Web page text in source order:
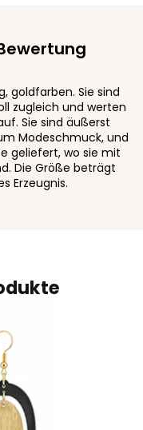
goldfarben. Sie sind
zugleich und werten
Sie sind äußerst
Modeschmuck, und
geliefert, wo sie mit
Die Größe beträgt
Erzeugnis.